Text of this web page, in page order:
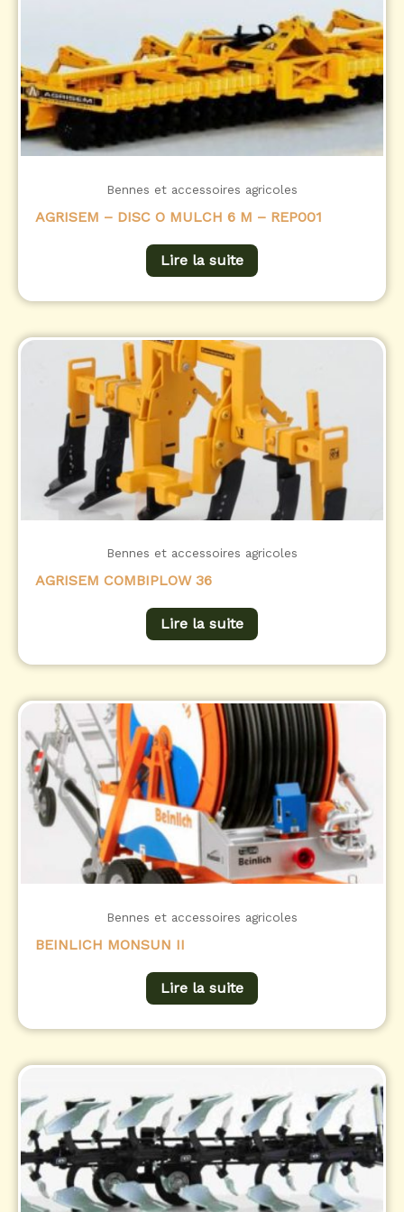
Bennes et accessoires agricoles
AGRISEM – DISC O MULCH 6 M – REP001
Lire la suite
Bennes et accessoires agricoles
AGRISEM COMBIPLOW 36
Lire la suite
Bennes et accessoires agricoles
BEINLICH MONSUN II
Lire la suite